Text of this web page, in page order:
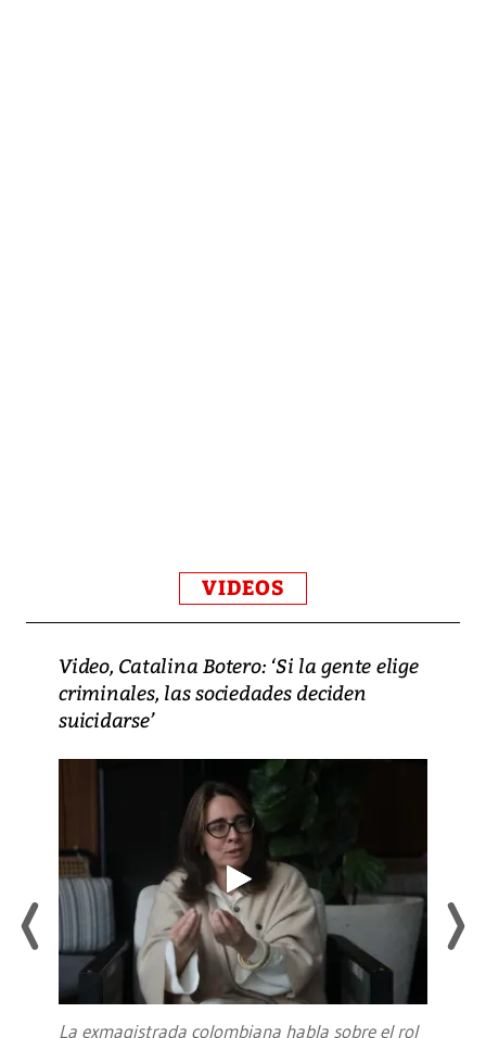
VIDEOS
Video, Catalina Botero: ‘Si la gente elige
criminales, las sociedades deciden
suicidarse’
La exmagistrada colombiana habla sobre el rol